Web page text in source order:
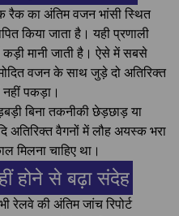
रैक का अंतिम वजन भांसी स्थित
किया जाता है। यही प्रणाली
कड़ी मानी जाती है। ऐसे में सबसे
वजन के साथ जुड़े दो अतिरिक्त
नहीं पकड़ा।
बिना तकनीकी छेड़छाड़ या
अतिरिक्त वैगनों में लौह अयस्क भरा
मिलना चाहिए था।
होने से बढ़ा संदेह
की अंतिम जांच रिपोर्ट